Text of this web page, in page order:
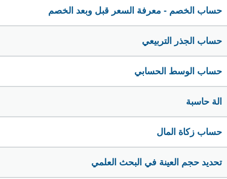
حساب الخصم - معرفة السعر قبل وبعد الخصم
حساب الجذر التربيعي
حساب الوسط الحسابي
الة حاسبة
حساب زكاة المال
تحديد حجم العينة في البحث العلمي